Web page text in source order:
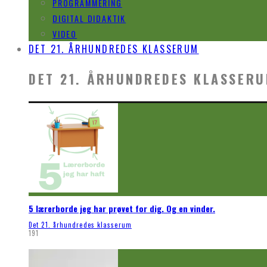
DIGITAL DIDAKTIK
VIDEO
DET 21. ÅRHUNDREDES KLASSERUM
DET 21. ÅRHUNDREDES
5 lærerborde jeg har prøvet for dig. Og en vinder.
Det 21. århundredes klasserum
191